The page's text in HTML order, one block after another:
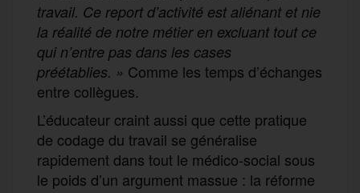
travail. Ce report d’activité est aliénant et nie
la réalité de notre métier en excluant tout ce
qui n’entre pas dans les cases
préétablies. » Comme les temps d’échanges
entre collègues.
L’éducateur craint aussi que cette pratique
de codage du travail se généralise
rapidement dans tout le médico-social sous
le poids d’un argument massue : la réforme